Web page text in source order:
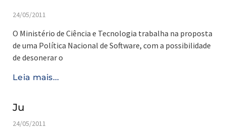
24/05/2011
O Ministério de Ciência e Tecnologia trabalha na proposta
de uma Política Nacional de Software, com a possibilidade
de desonerar o
Leia mais...
Ju
24/05/2011